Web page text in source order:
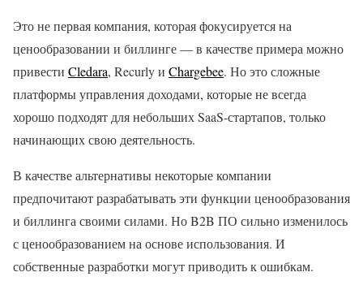
Это не первая компания, которая фокусируется на
ценообразовании и биллинге — в качестве примера можно
привести Cledara, Recurly и Chargebee. Но это сложные
платформы управления доходами, которые не всегда
хорошо подходят для небольших SaaS-стартапов, только
начинающих свою деятельность.
В качестве альтернативы некоторые компании
предпочитают разрабатывать эти функции ценообразования
и биллинга своими силами. Но B2B ПО сильно изменилось
с ценообразованием на основе использования. И
собственные разработки могут приводить к ошибкам.